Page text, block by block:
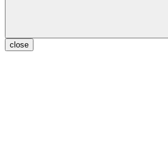
close